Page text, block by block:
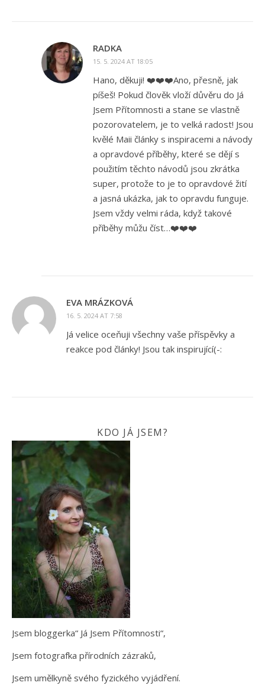
RADKA
15. 5. 2024 AT 18:05
Hano, děkuji! ❤️❤️❤️Ano, přesně, jak
píšeš! Pokud člověk vloží důvěru do Já
Jsem Přítomnosti a stane se vlastně
pozorovatelem, je to velká radost! Jsou
kvělé Maii články s inspiracemi a návody
a opravdové příběhy, které se dějí s
použitím těchto návodů jsou zkrátka
super, protože to je to opravdové žití
a jasná ukázka, jak to opravdu funguje.
Jsem vždy velmi ráda, když takové
příběhy můžu číst…❤️❤️❤️
EVA MRÁZKOVÁ
16. 5. 2024 AT 7:58
Já velice oceňuji všechny vaše příspěvky a
reakce pod články! Jsou tak inspirující(-:
KDO JÁ JSEM?
Jsem bloggerka“ Já Jsem Přítomnosti“,
Jsem fotografka přírodních zázraků,
Jsem umělkyně svého fyzického vyjádření.